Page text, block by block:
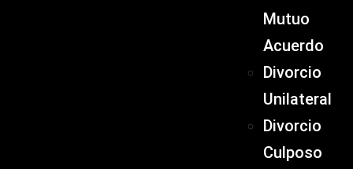
Mutuo
Acuerdo
Divorcio
Unilateral
Divorcio
Culposo